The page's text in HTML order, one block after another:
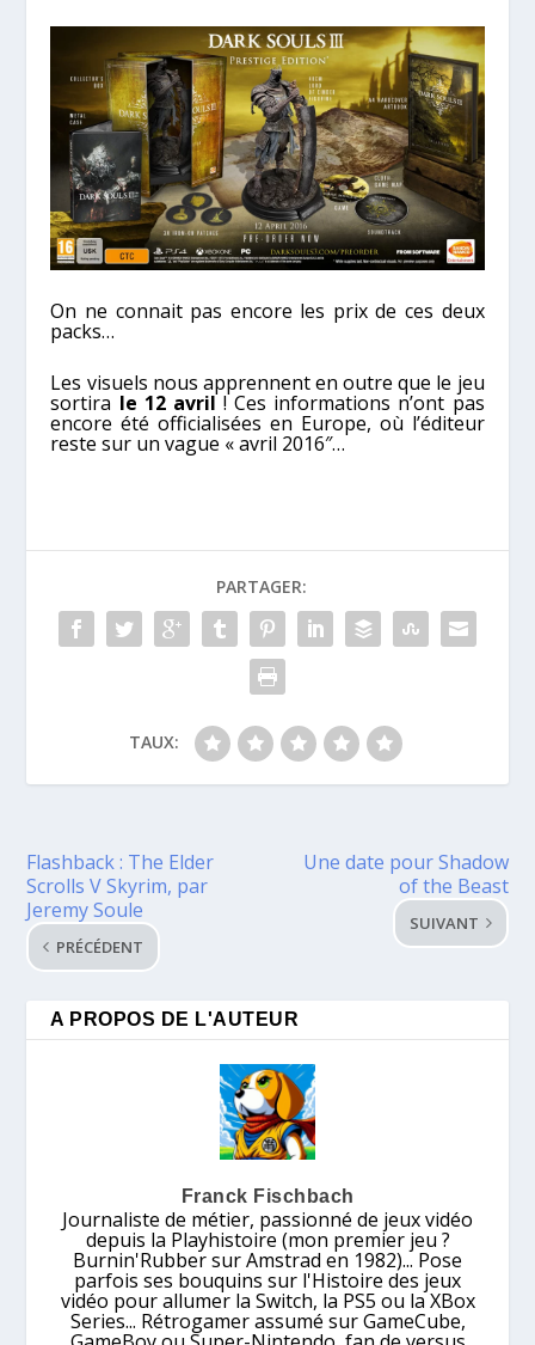
On ne connait pas encore les prix de ces deux
packs…
Les visuels nous apprennent en outre que le jeu
sortira le 12 avril! Ces informations n’ont pas
encore été officialisées en Europe, où l’éditeur
reste sur un vague « avril 2016″…
PARTAGER:
TAUX:
Flashback : The Elder
Scrolls V Skyrim, par
Jeremy Soule
PRÉCÉDENT
Une date pour Shadow
of the Beast
SUIVANT
A PROPOS DE L'AUTEUR
Franck Fischbach
Journaliste de métier, passionné de jeux vidéo
depuis la Playhistoire (mon premier jeu ?
Burnin'Rubber sur Amstrad en 1982)... Pose
parfois ses bouquins sur l'Histoire des jeux
vidéo pour allumer la Switch, la PS5 ou la XBox
Series... Rétrogamer assumé sur GameCube,